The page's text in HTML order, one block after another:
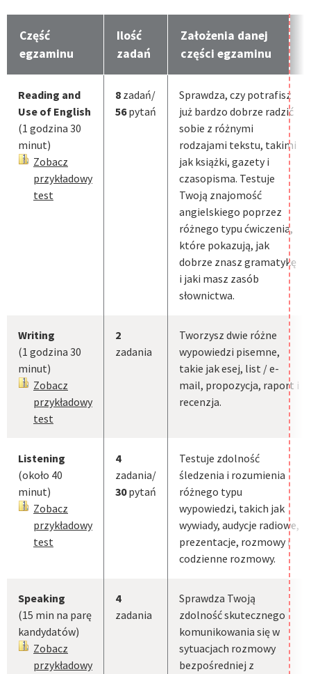
Część
egzaminu
Ilość
zadań
Założenia danej
części egzaminu
Reading and
Use of English
(1 godzina 30
minut)
Zobacz
przykładowy
test
8 zadań/
56pytań
Sprawdza, czy potrafisz
już bardzo dobrze radzić
sobie z różnymi
rodzajami tekstu, takimi
jak książki, gazety i
czasopisma. Testuje
Twoją znajomość
angielskiego poprzez
różnego typu ćwiczenia,
które pokazują, jak
dobrze znasz gramatykę
i jaki masz zasób
słownictwa.
Writing
(1 godzina 30
minut)
Zobacz
przykładowy
test
2
zadania
Tworzysz dwie różne
wypowiedzi pisemne,
takie jak esej, list / e-
mail, propozycja, raport i
recenzja.
Listening
(około 40
minut)
Zobacz
przykładowy
test
4
zadania/
30pytań
Testuje zdolność
śledzenia i rozumienia
różnego typu
wypowiedzi, takich jak
wywiady, audycje radiowe,
prezentacje, rozmowy i
codzienne rozmowy.
Speaking
(15 min na parę
kandydatów)
Zobacz
przykładowy
4
zadania
Sprawdza Twoją
zdolność skutecznego
komunikowania się w
sytuacjach rozmowy
bezpośredniej z